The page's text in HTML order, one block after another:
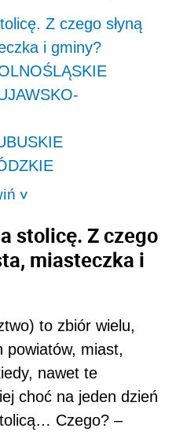
Z czego słyną
i gminy?
>
stolicę. Z czego
miasteczka i
to zbiór wielu,
powiatów, miast,
nawet te
choć na jeden dzień
Czego? –